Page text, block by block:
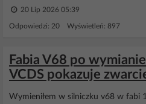
20 Lip 2026 05:39
Odpowiedzi: 20 Wyświetleń: 897
Fabia V68 po
VCDS pokazuje
Wymieniłem w silniczku v68 w fabi